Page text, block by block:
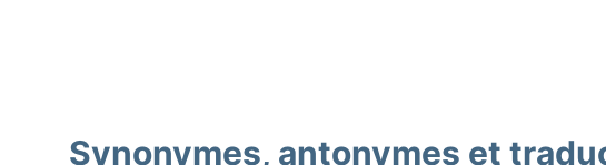
Synonymes, antonymes et